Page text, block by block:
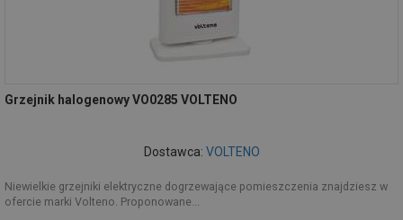
Grzejnik halogenowy VO0285 VOLTENO
Dostawca: VOLTENO
Niewielkie grzejniki elektryczne dogrzewające pomieszczenia znajdziesz w
ofercie marki Volteno. Proponowane...